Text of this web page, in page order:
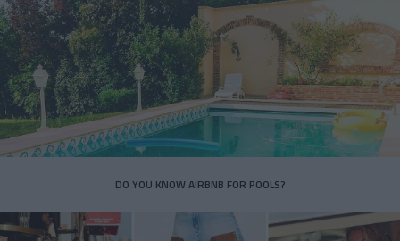
DO YOU KNOW AIRBNB FOR POOLS?